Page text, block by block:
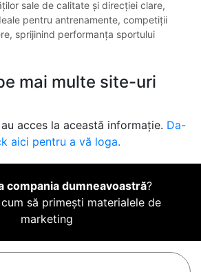
sale de calitate și direcției clare,
pentru antrenamente, competiții
sprijinind performanța sportului
mai multe site-uri
acces la această informație. Da-
aici pentru a vă loga.
compania dumneavoastră?
să primești materialele de
marketing